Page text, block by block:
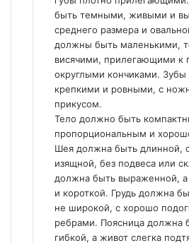
быть темными, живыми и
среднего размера и
должны быть маленькими,
висячими, прилегающими к
округлыми кончиками.
крепкими и ровными, с
прикусом.
Тело должно быть
пропорциональным и
Шея должна быть длинной,
изящной, без подвеса или
должна быть выраженной, а
и короткой. Грудь должна
не широкой, с хорошо
ребрами. Поясница должна
гибкой, а живот слегка